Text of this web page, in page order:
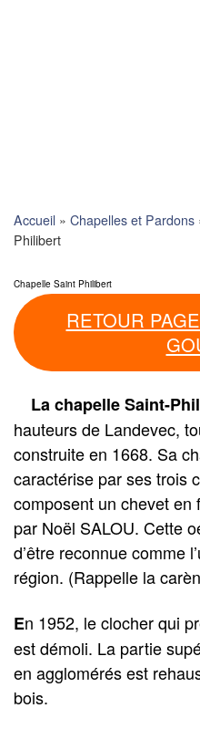
Accueil » Chapelles et Pardons
Philibert
Chapelle Saint Philibert
RETOUR
La chapelle Saint-
hauteurs de Landevec,
construite en 1668. Sa
caractérise par ses trois
composent un chevet en
par Noël SALOU. Cette
d’être reconnue comme
région. (Rappelle la
En 1952, le clocher qui
est démoli. La partie
en agglomérés est
bois.